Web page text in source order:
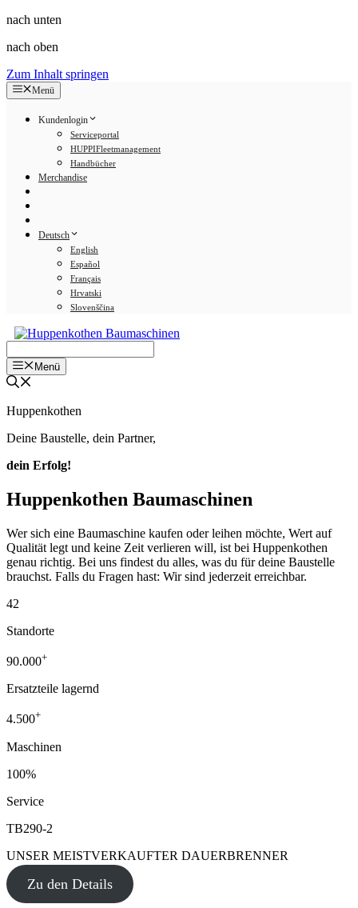
nach unten
nach oben
Zum Inhalt springen
Menü
Kundenlogin
Serviceportal
HUPPIFleetmanagement
Handbücher
Merchandise
Deutsch
English
Español
Français
Hrvatski
Slovenščina
Menü
Huppenkothen
Deine Baustelle, dein Partner,
dein Erfolg!
Huppenkothen Baumaschinen
Wer sich eine Baumaschine kaufen oder leihen möchte, Wert auf
Qualität legt und keine Zeit verlieren will, ist bei Huppenkothen
genau richtig. Bei uns findest du alles, was du für deine Baustelle
brauchst. Falls du Fragen hast: Wir sind jederzeit erreichbar.
42
Standorte
90.000+
Ersatzteile lagernd
4.500+
Maschinen
100%
Service
TB290-2
UNSER MEISTVERKAUFTER DAUERBRENNER
Zu den Details